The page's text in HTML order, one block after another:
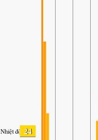
Nhiệt độ. 24